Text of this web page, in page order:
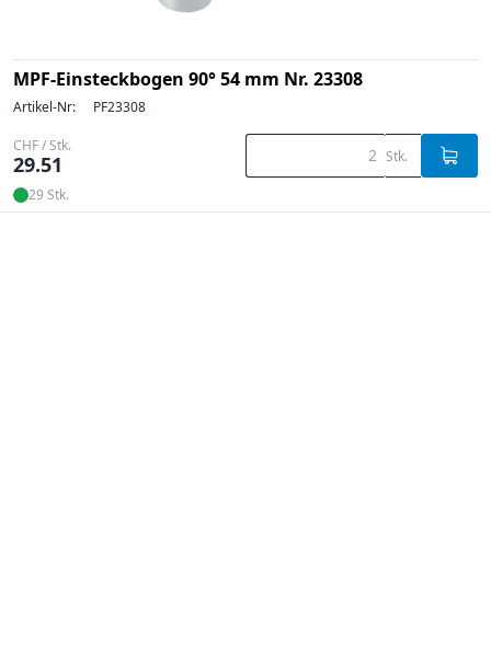
MPF-Einsteckbogen 90° 54 mm Nr. 23308
Artikel-Nr: PF23308
CHF / Stk.
29.51 Stk.
29 Stk.